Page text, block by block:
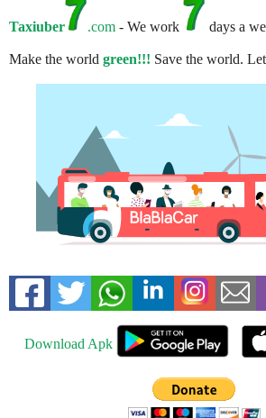
Taxiuber .com - We work days a
Make the world green!!! Save the world.
Download Apk